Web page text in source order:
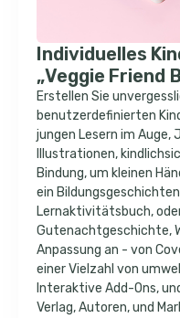
Individuelles
„Veggie Friend
Erstellen Sie
benutzerdefinierten
jungen Lesern im
Illustrationen,
Bindung, um kleinen
ein
Lernaktivitätsbuch,
Gutenachtgeschichte,
Anpassung an - von
einer Vielzahl von
Interaktive Add-Ons,
Verlag, Autoren, und